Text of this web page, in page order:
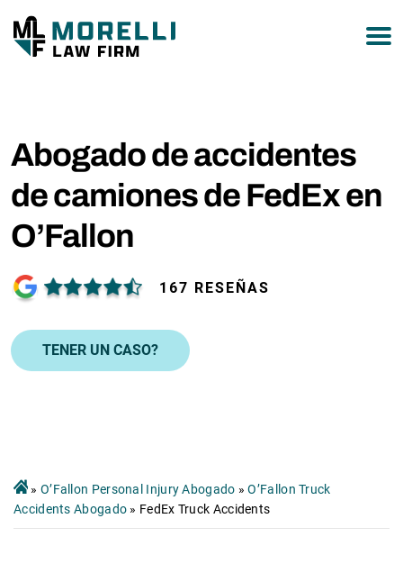
Abogado de accidentes
de camiones de FedEx en
O’Fallon
167 RESEÑAS
TENER UN CASO?
» O’Fallon Personal Injury Abogado »O’Fallon Truck
Accidents Abogado » FedEx Truck Accidents